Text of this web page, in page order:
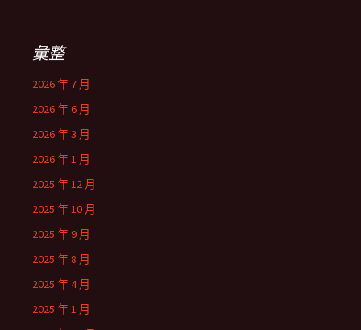
彙整
2026 年 7 月
2026 年 6 月
2026 年 3 月
2026 年 1 月
2025 年 12 月
2025 年 10 月
2025 年 9 月
2025 年 8 月
2025 年 4 月
2025 年 1 月